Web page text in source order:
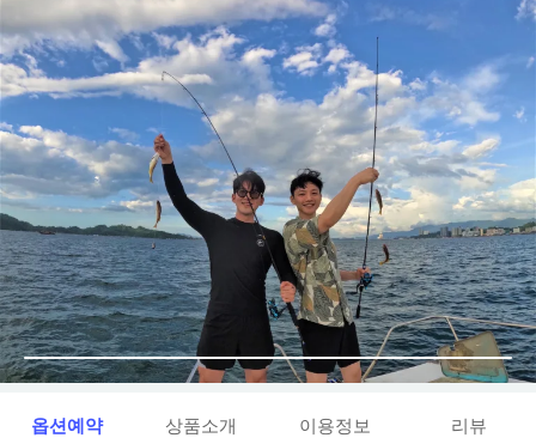
옵션예약 상품소개 이용정보 리뷰